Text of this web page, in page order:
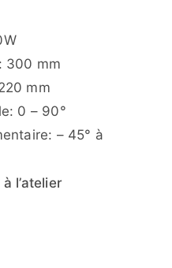
300 mm
mm
0 – 90°
– 45° à
l’atelier